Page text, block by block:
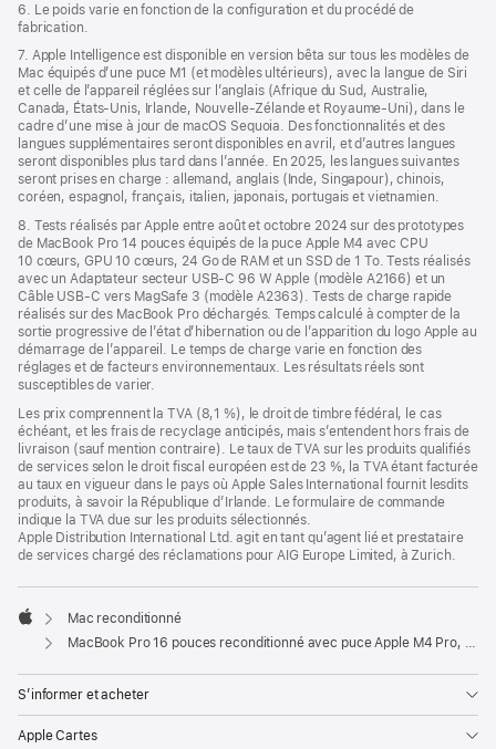
6. Le poids varie en fonction de la configuration et du procédé de
fabrication.
7. Apple Intelligence est disponible en version bêta sur tous les modèles de
Mac équipés d’une puce M1 (et modèles ultérieurs), avec la langue de Siri
et celle de l’appareil réglées sur l’anglais (Afrique du Sud, Australie,
Canada, États-Unis, Irlande, Nouvelle-Zélande et Royaume-Uni), dans le
cadre d’une mise à jour de macOS Sequoia. Des fonctionnalités et des
langues supplémentaires seront disponibles en avril, et d’autres langues
seront disponibles plus tard dans l’année. En 2025, les langues suivantes
seront prises en charge : allemand, anglais (Inde, Singapour), chinois,
coréen, espagnol, français, italien, japonais, portugais et vietnamien.
8. Tests réalisés par Apple entre août et octobre 2024 sur des prototypes
de MacBook Pro 14 pouces équipés de la puce Apple M4 avec CPU
10 cœurs, GPU 10 cœurs, 24 Go de RAM et un SSD de 1 To. Tests réalisés
avec un Adaptateur secteur USB-C 96 W Apple (modèle A2166) et un
Câble USB-C vers MagSafe 3 (modèle A2363). Tests de charge rapide
réalisés sur des MacBook Pro déchargés. Temps calculé à compter de la
sortie progressive de l’état d’hibernation ou de l’apparition du logo Apple au
démarrage de l’appareil. Le temps de charge varie en fonction des
réglages et de facteurs environnementaux. Les résultats réels sont
susceptibles de varier.
Les prix comprennent la TVA (8,1 %), le droit de timbre fédéral, le cas
échéant, et les frais de recyclage anticipés, mais s’entendent hors frais de
livraison (sauf mention contraire). Le taux de TVA sur les produits qualifiés
de services selon le droit fiscal européen est de 23 %, la TVA étant facturée
au taux en vigueur dans le pays où Apple Sales International fournit lesdits
produits, à savoir la République d’Irlande. Le formulaire de commande
indique la TVA due sur les produits sélectionnés.
Apple Distribution International Ltd. agit en tant qu’agent lié et prestataire
de services chargé des réclamations pour AIG Europe Limited, à Zurich.
Apple
Mac reconditionné
MacBook Pro 16 pouces reconditionné avec puce Apple M4 Pro, CPU 14 cœurs et GPU 20 cœurs - Noir sidéral
S’informer et acheter
Apple Cartes